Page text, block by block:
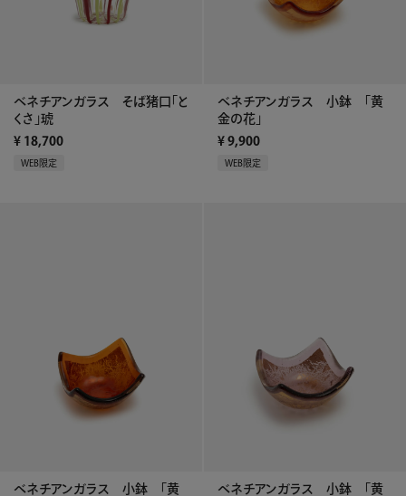
ベネチアンガラス そば猪口「と
くさ」琥
¥ 18,700
WEB限定
ベネチアンガラス 小鉢 「黄
金の花」
¥ 9,900
WEB限定
ベネチアンガラス 小鉢 「黄
ベネチアンガラス 小鉢 「黄